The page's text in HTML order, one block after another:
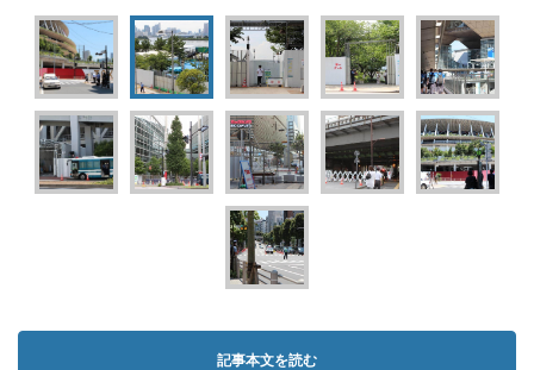
記事本文を読む